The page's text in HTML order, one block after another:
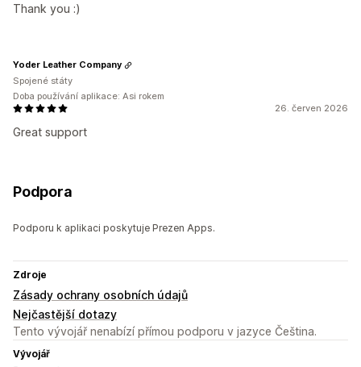
Thank you :)
26. červen 2026
Great support
Yoder Leather Company
Spojené státy
Doba používání aplikace: Asi rokem
Podpora
Podporu k aplikaci poskytuje Prezen Apps.
Zdroje
Zásady ochrany osobních údajů
Nejčastější dotazy
Tento vývojář nenabízí přímou podporu v jazyce Čeština.
Vývojář